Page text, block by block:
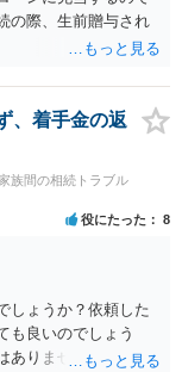
時は解除できる条項
の際、生前贈与され
、着手金の返
族間の相続トラブル
役にたった 8
しょうか？依頼した
も良いのでしょう
はありませんか？